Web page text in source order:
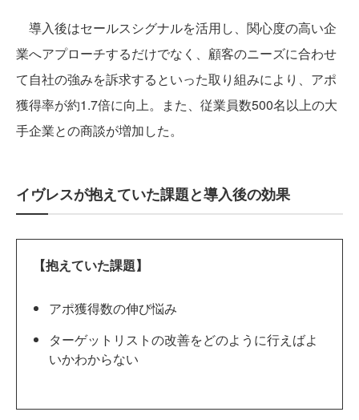
導入後はセールスシグナルを活用し、関心度の高い企
業へアプローチするだけでなく、顧客のニーズに合わせ
て自社の強みを訴求するといった取り組みにより、アポ
獲得率が約1.7倍に向上。また、従業員数500名以上の大
手企業との商談が増加した。
イヴレスが抱えていた課題と導入後の効果
【抱えていた課題】
アポ獲得数の伸び悩み
ターゲットリストの改善をどのように行えばよ
いかわからない